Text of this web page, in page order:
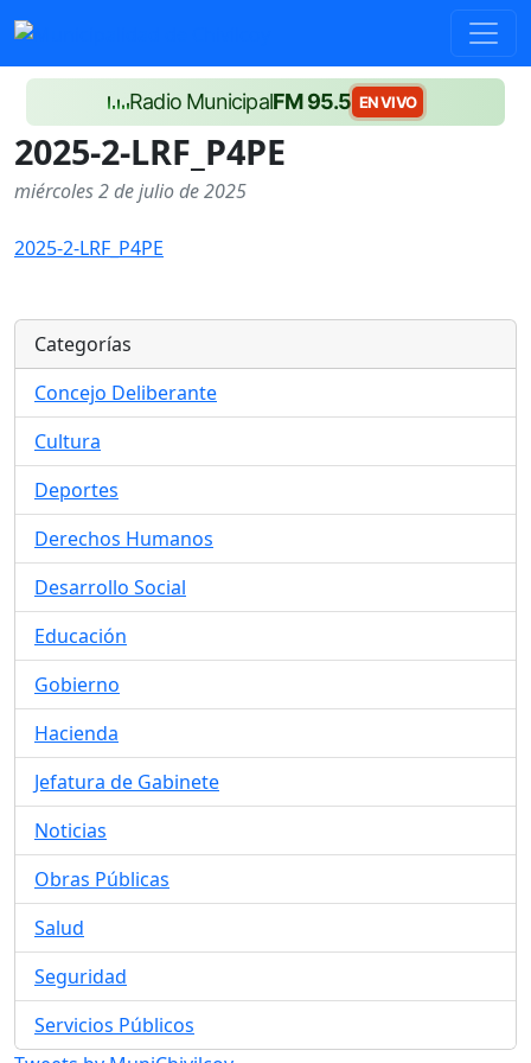
Radio MunicipalFM 95.5 EN VIVO
2025-2-LRF_P4PE
miércoles 2 de julio de 2025
2025-2-LRF_P4PE
Categorías
Concejo Deliberante
Cultura
Deportes
Derechos Humanos
Desarrollo Social
Educación
Gobierno
Hacienda
Jefatura de Gabinete
Noticias
Obras Públicas
Salud
Seguridad
Servicios Públicos